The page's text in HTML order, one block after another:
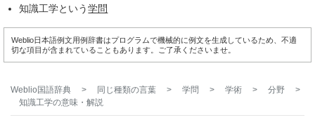
知識工学という学問
Weblio日本語例文用例辞書はプログラムで機械的に例文を生成しているため、不適
切な項目が含まれていることもあります。ご了承くださいませ。
Weblio国語辞典 > 同じ種類の言葉 > 学問 > 学術 > 分野
>
知識工学の意味・解説